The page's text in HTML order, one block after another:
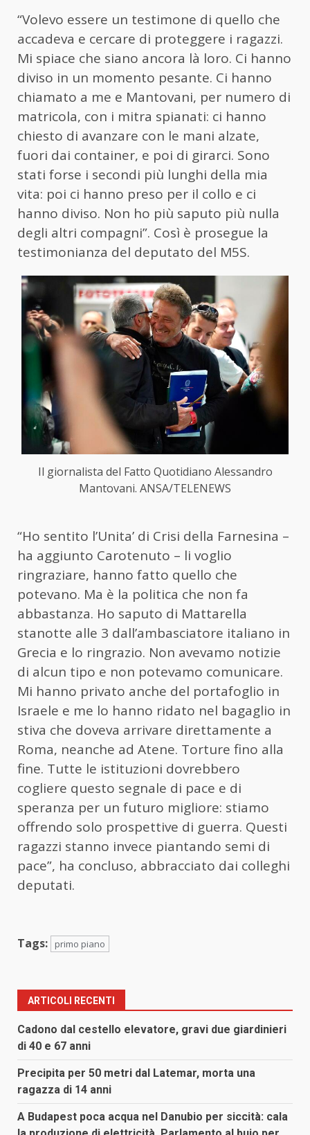
“Volevo essere un testimone di quello che
accadeva e cercare di proteggere i ragazzi.
Mi spiace che siano ancora là loro. Ci hanno
diviso in un momento pesante. Ci hanno
chiamato a me e Mantovani, per numero di
matricola, con i mitra spianati: ci hanno
chiesto di avanzare con le mani alzate,
fuori dai container, e poi di girarci. Sono
stati forse i secondi più lunghi della mia
vita: poi ci hanno preso per il collo e ci
hanno diviso. Non ho più saputo più nulla
degli altri compagni”. Così è prosegue la
testimonianza del deputato del M5S.
Il giornalista del Fatto Quotidiano Alessandro
Mantovani. ANSA/TELENEWS
“Ho sentito l’Unita’ di Crisi della Farnesina –
ha aggiunto Carotenuto – li voglio
ringraziare, hanno fatto quello che
potevano. Ma è la politica che non fa
abbastanza. Ho saputo di Mattarella
stanotte alle 3 dall’ambasciatore italiano in
Grecia e lo ringrazio. Non avevamo notizie
di alcun tipo e non potevamo comunicare.
Mi hanno privato anche del portafoglio in
Israele e me lo hanno ridato nel bagaglio in
stiva che doveva arrivare direttamente a
Roma, neanche ad Atene. Torture fino alla
fine. Tutte le istituzioni dovrebbero
cogliere questo segnale di pace e di
speranza per un futuro migliore: stiamo
offrendo solo prospettive di guerra. Questi
ragazzi stanno invece piantando semi di
pace”, ha concluso, abbracciato dai colleghi
deputati.
Tags: primo piano
ARTICOLI RECENTI
Cadono dal cestello elevatore, gravi due giardinieri
di 40 e 67 anni
Precipita per 50 metri dal Latemar, morta una
ragazza di 14 anni
A Budapest poca acqua nel Danubio per siccità: cala